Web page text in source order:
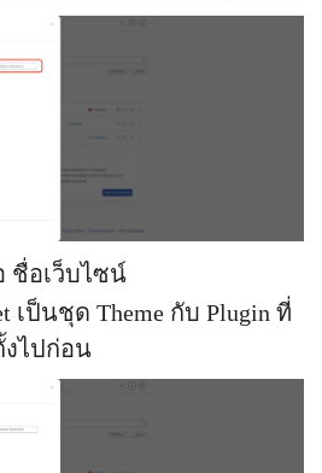
ชื่อเว็บไซน์
เป็นชุด Theme กับ Plugin ที่
ไปก่อน